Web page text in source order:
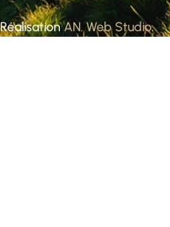
RéalisationAN. Web Studio.